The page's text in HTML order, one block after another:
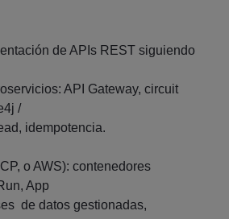
de APIs REST siguiendo
API Gateway, circuit
/
idempotencia.
o AWS): contenedores
App
de datos gestionadas,